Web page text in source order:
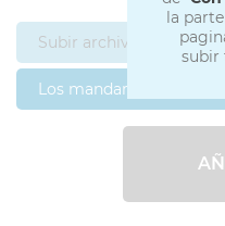
la
subir
Subir archivos ahora
Los mandaré después